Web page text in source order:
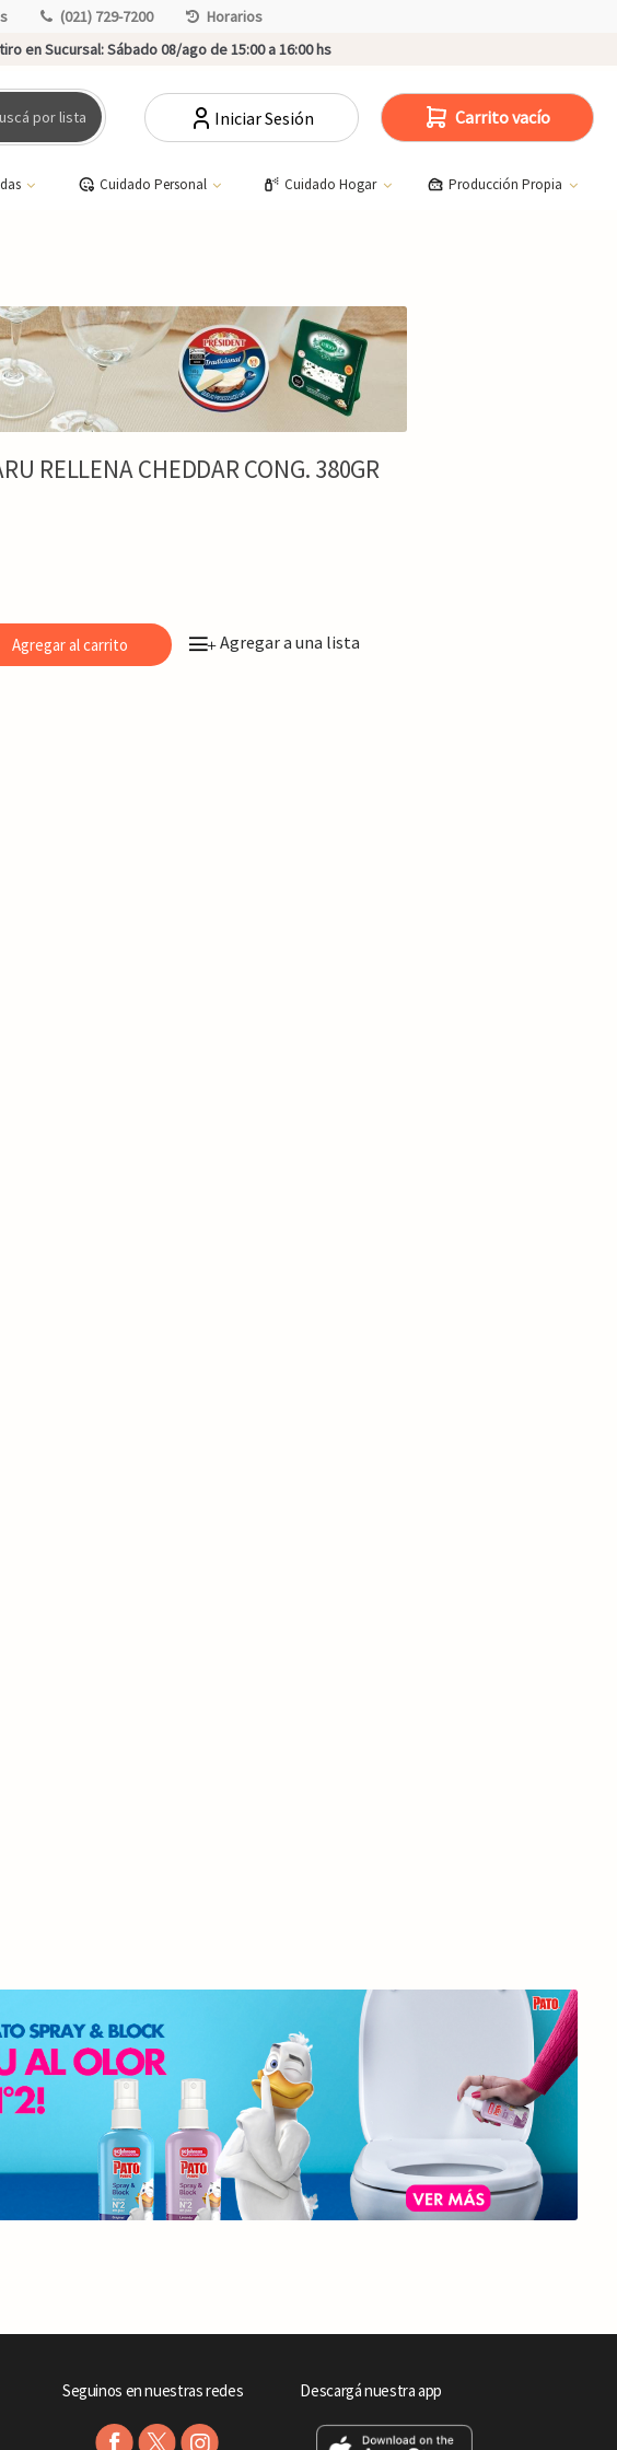
(021) 729-7200
Horarios
en Sucursal:Sábado 08/ago de 15:00 a 16:00 hs
por lista Iniciar Sesión Carrito vacío
Cuidado Personal Cuidado Hogar Producción Propia
RELLENA CHEDDAR CONG. 380GR
Agregar al carrito +Agregar a una lista
Seguinos en nuestras redes Descargá nuestra app